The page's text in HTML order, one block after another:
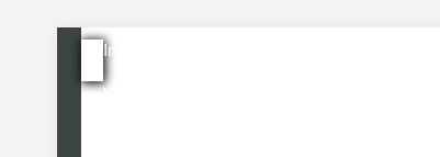
Immobilie bewerten
Verkaufen